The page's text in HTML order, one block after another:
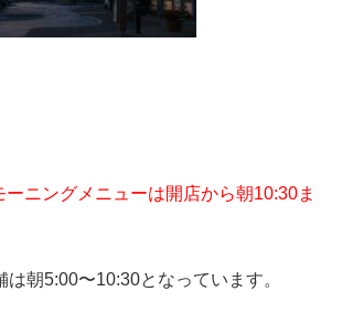
ニングメニューは開店から朝10:30ま
朝5:00〜10:30となっています。